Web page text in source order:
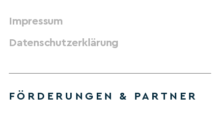
Impressum
Datenschutzerklärung
FÖRDERUNGEN & PARTNER